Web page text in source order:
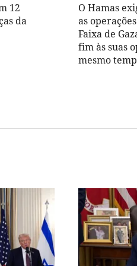
12
da
O Hamas
as
Faixa de
fim às suas
mesmo